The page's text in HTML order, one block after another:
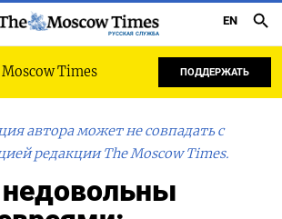
РУССКАЯ СЛУЖБА
EN
Times ПОДДЕРЖАТЬ
автора может не совпадать с
редакции The Moscow Times.